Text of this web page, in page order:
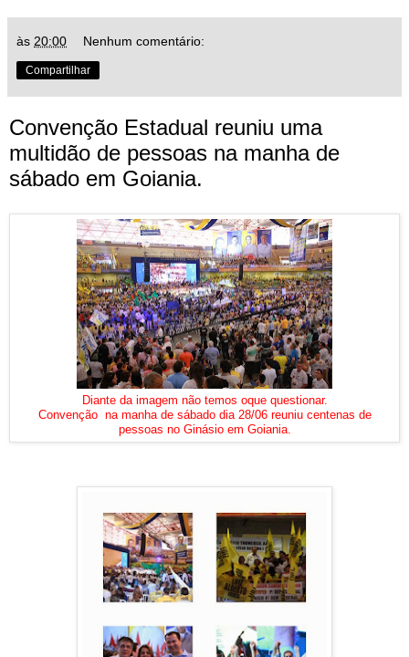
às 20:00 Nenhum comentário:
Compartilhar
Convenção Estadual reuniu uma
multidão de pessoas na manha de
sábado em Goiania.
Diante da imagem não temos oque questionar.
Convenção na manha de sábado dia 28/06 reuniu centenas de
pessoas no Ginásio em Goiania.